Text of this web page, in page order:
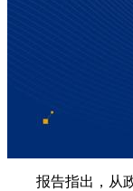
报告指出，从政